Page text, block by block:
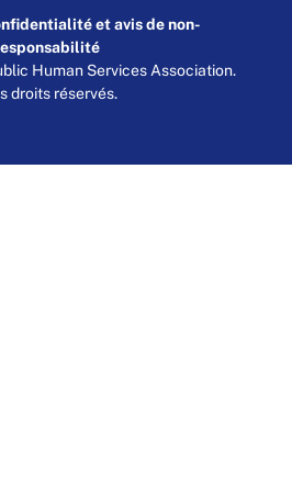
et avis de non-
Human Services Association.
droits réservés.